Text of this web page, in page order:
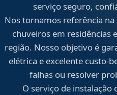
serviço seguro,
Nos tornamos referência
chuveiros em residências
região. Nosso objetivo é
elétrica e excelente custo-
falhas ou resolver
O serviço de instalação